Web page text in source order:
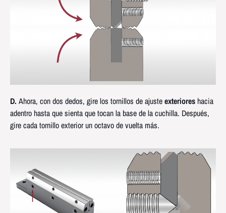
D. Ahora, con dos dedos, gire los tornillos de ajusteexteriores hacia
adentro hasta que sienta que tocan la base de la cuchilla. Después,
gire cada tornillo exterior un octavo de vuelta más.